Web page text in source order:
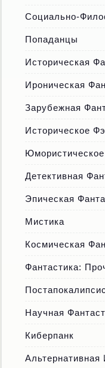
Социально-
Попаданцы
Историческая
Ироническая
Зарубежная
Историческое
Детективная
Эпическая
Мистика
Космическая
Фантастика:
Постапокалипсис
Научная
Киберпанк
Альтернативная